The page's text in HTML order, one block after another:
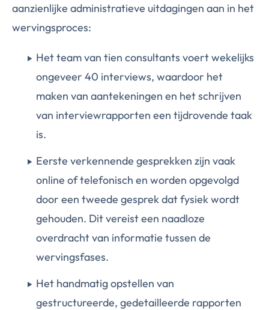
aanzienlijke administratieve uitdagingen aan in het
wervingsproces:
Het team van tien consultants voert wekelijks
ongeveer 40 interviews, waardoor het
maken van aantekeningen en het schrijven
van interviewrapporten een tijdrovende taak
is.
Eerste verkennende gesprekken zijn vaak
online of telefonisch en worden opgevolgd
door een tweede gesprek dat fysiek wordt
gehouden. Dit vereist een naadloze
overdracht van informatie tussen de
wervingsfases.
Het handmatig opstellen van
gestructureerde, gedetailleerde rapporten